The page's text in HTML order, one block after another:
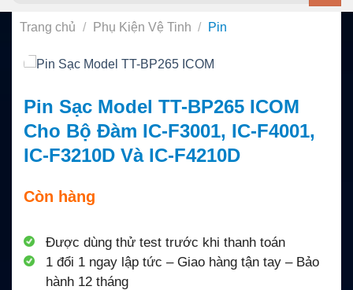
Trang chủ / Phụ Kiện Vệ Tinh / Pin
Pin Sạc Model TT-BP265 ICOM
Cho Bộ Đàm IC-F3001, IC-F4001,
IC-F3210D Và IC-F4210D
Còn hàng
Được dùng thử test trước khi thanh toán
1 đổi 1 ngay lập tức – Giao hàng tận tay – Bảo
hành 12 tháng